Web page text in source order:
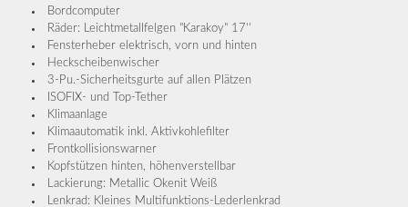
Bordcomputer
Räder: Leichtmetallfelgen "Karakoy" 17''
Fensterheber elektrisch, vorn und hinten
Heckscheibenwischer
3-Pu.-Sicherheitsgurte auf allen Plätzen
ISOFIX- und Top-Tether
Klimaanlage
Klimaautomatik inkl. Aktivkohlefilter
Frontkollisionswarner
Kopfstützen hinten, höhenverstellbar
Lackierung: Metallic Okenit Weiß
Lenkrad: Kleines Multifunktions-Lederlenkrad